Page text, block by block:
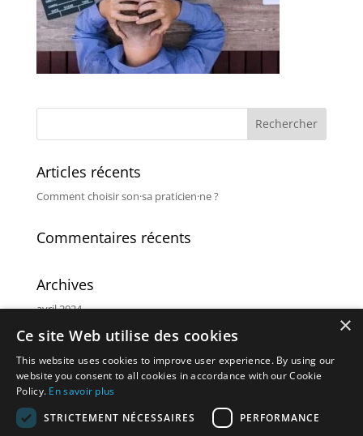
Articles récents
Comment choisir son·sa praticien·ne ?
Commentaires récents
Archives
avril 2024
Non classé
Méta
×
Ce site Web utilise des cookies
This website uses cookies to improve user experience. By using our
website you consent to all cookies in accordance with our Cookie
Policy. En savoir plus
STRICTEMENT NÉCESSAIRES
PERFORMANCE